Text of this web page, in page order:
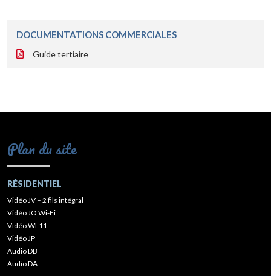
DOCUMENTATIONS COMMERCIALES
Guide tertiaire
Plan du site
RÉSIDENTIEL
Vidéo JV – 2 fils intégral
Vidéo JO Wi-Fi
Vidéo WL11
Vidéo JP
Audio DB
Audio DA